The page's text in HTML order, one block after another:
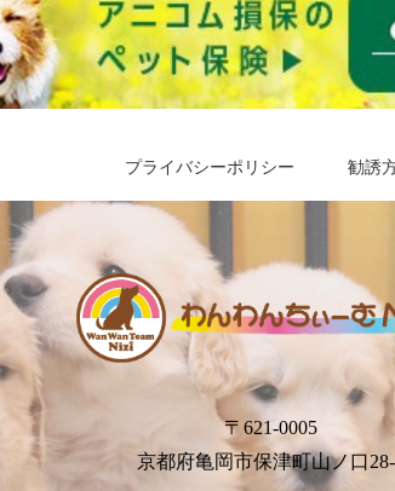
プライバシーポリシー 勧誘
〒621-0005
京都府亀岡市保津町山ノ口28-